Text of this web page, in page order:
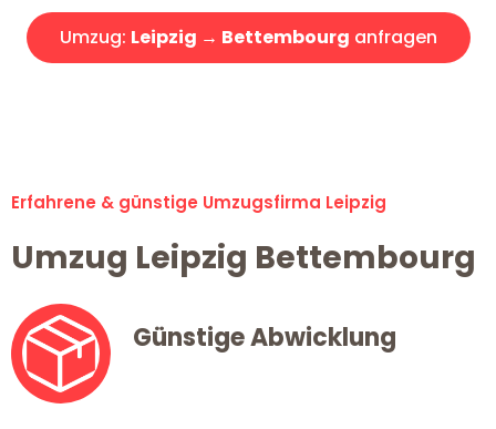
Umzug: Leipzig → Bettembourg anfragen
Erfahrene & günstige Umzugsfirma Leipzig
Umzug Leipzig Bettembourg
Günstige Abwicklung